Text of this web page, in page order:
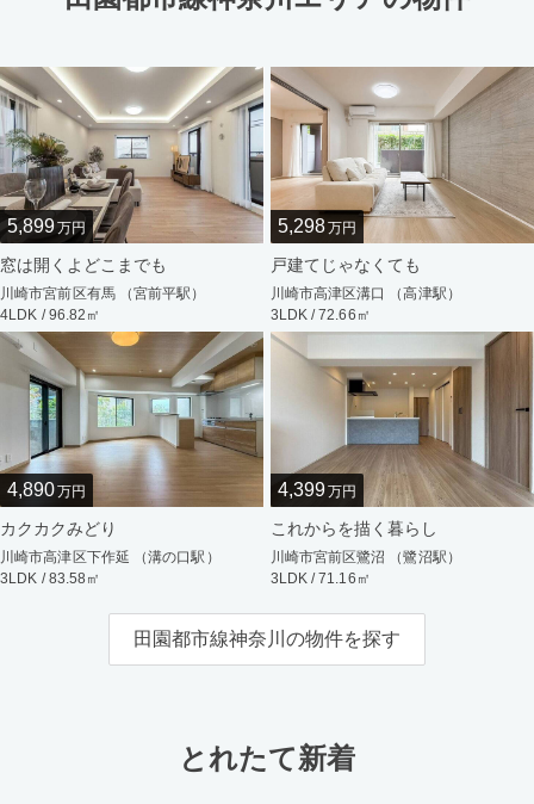
5,899万円
窓は開くよどこまでも
川崎市宮前区有馬 （宮前平駅）
4LDK / 96.82㎡
5,298万円
戸建てじゃなくても
川崎市高津区溝口 （高津駅）
3LDK / 72.66㎡
4,890万円
カクカクみどり
川崎市高津区下作延 （溝の口駅）
3LDK / 83.58㎡
4,399万円
これからを描く暮らし
川崎市宮前区鷺沼 （鷺沼駅）
3LDK / 71.16㎡
田園都市線神奈川の物件を探す
とれたて新着